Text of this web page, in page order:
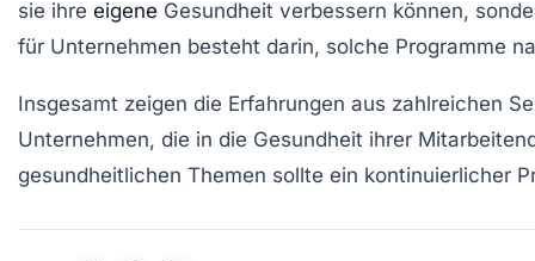
sie ihre eigene Gesundheit verbessern können,
für Unternehmen besteht darin, solche Programme
Insgesamt zeigen die Erfahrungen aus zahlreichen
Unternehmen, die in die Gesundheit ihrer
gesundheitlichen Themen sollte ein kontinuierlicher